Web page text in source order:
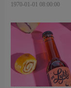
1970-01-01 08:00:00